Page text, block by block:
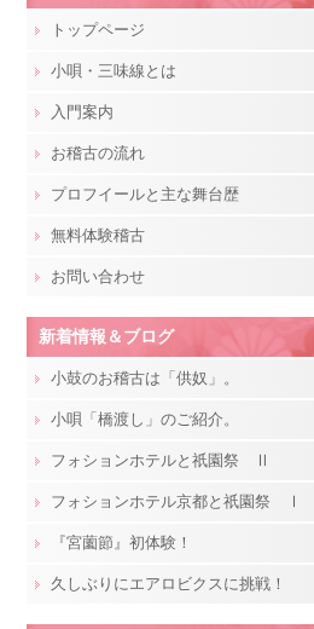
トップページ
小唄・三味線とは
入門案内
お稽古の流れ
プロフイールと主な舞台歴
無料体験稽古
お問い合わせ
新着情報＆ブログ
小鼓のお稽古は「供奴」。
小唄「橋渡し」のご紹介。
フォションホテルと祇園祭 Ⅱ
フォションホテル京都と祇園祭 Ⅰ
『宮薗節』初体験！
久しぶりにエアロビクスに挑戦！